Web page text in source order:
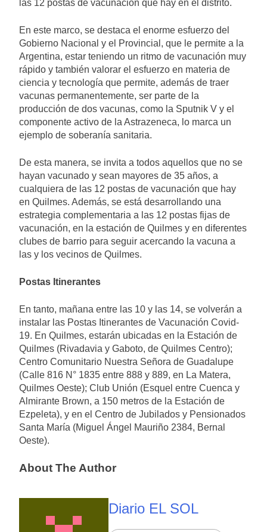
las 12 postas de vacunación que hay en el distrito.
En este marco, se destaca el enorme esfuerzo del
Gobierno Nacional y el Provincial, que le permite a la
Argentina, estar teniendo un ritmo de vacunación muy
rápido y también valorar el esfuerzo en materia de
ciencia y tecnología que permite, además de traer
vacunas permanentemente, ser parte de la
producción de dos vacunas, como la Sputnik V y el
componente activo de la Astrazeneca, lo marca un
ejemplo de soberanía sanitaria.
De esta manera, se invita a todos aquellos que no se
hayan vacunado y sean mayores de 35 años, a
cualquiera de las 12 postas de vacunación que hay
en Quilmes. Además, se está desarrollando una
estrategia complementaria a las 12 postas fijas de
vacunación, en la estación de Quilmes y en diferentes
clubes de barrio para seguir acercando la vacuna a
las y los vecinos de Quilmes.
Postas Itinerantes
En tanto, mañana entre las 10 y las 14, se volverán a
instalar las Postas Itinerantes de Vacunación Covid-
19. En Quilmes, estarán ubicadas en la Estación de
Quilmes (Rivadavia y Gaboto, de Quilmes Centro);
Centro Comunitario Nuestra Señora de Guadalupe
(Calle 816 N° 1835 entre 888 y 889, en La Matera,
Quilmes Oeste); Club Unión (Esquel entre Cuenca y
Almirante Brown, a 150 metros de la Estación de
Ezpeleta), y en el Centro de Jubilados y Pensionados
Santa María (Miguel Ángel Mauriño 2384, Bernal
Oeste).
About The Author
Diario EL SOL